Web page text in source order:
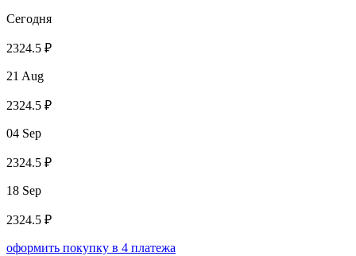
Сегодня
2324.5 ₽
21 Aug
2324.5 ₽
04 Sep
2324.5 ₽
18 Sep
2324.5 ₽
оформить покупку в 4 платежа